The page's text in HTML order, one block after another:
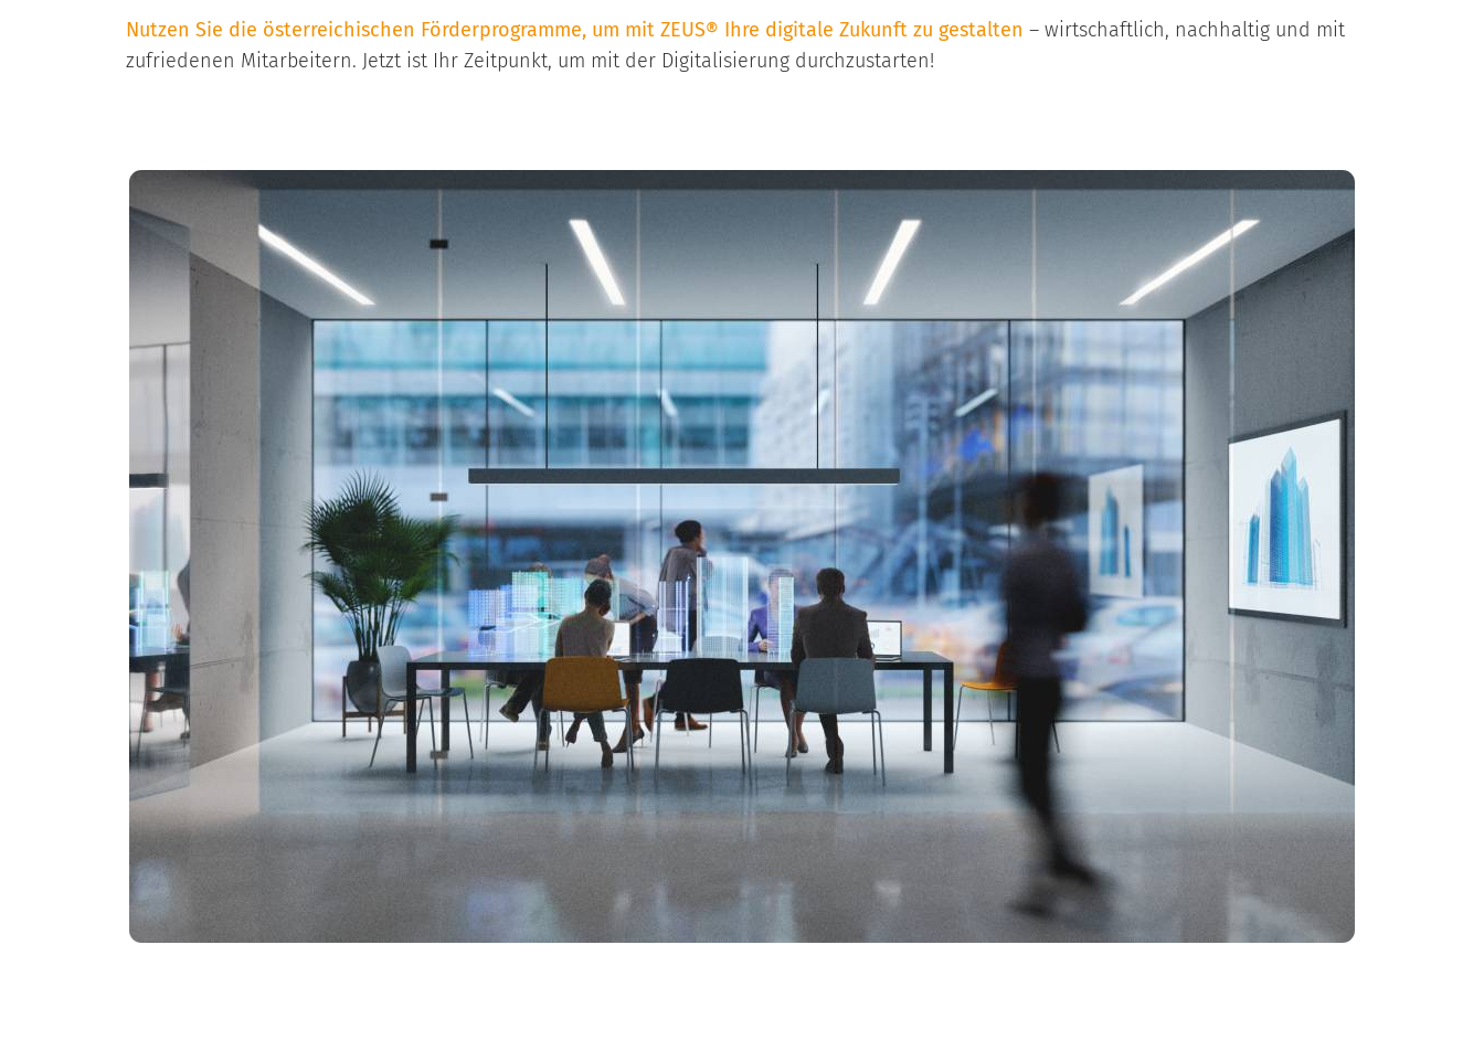
Nutzen Sie die österreichischen Förderprogramme, um mit ZEUS® Ihre digitale Zukunft zu gestalten – wirtschaftlich, nachhaltig und mit
zufriedenen Mitarbeitern. Jetzt ist Ihr Zeitpunkt, um mit der Digitalisierung durchzustarten!